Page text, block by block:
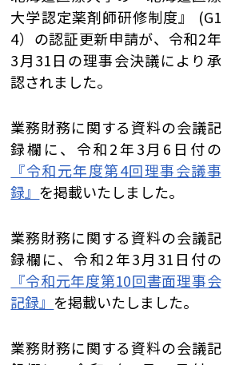
大学認定薬剤師研修制度』 (G1
4）の認証更新申請が、令和2年
3月31日の理事会決議により承
認されました。
業務財務に関する資料の会議記
録欄に、令和2年3月6日付の
『令和元年度第4回理事会議事
録』 を掲載いたしました。
業務財務に関する資料の会議記
録欄に、令和2年3月31日付の
『令和元年度第10回書面理事会
記録』 を掲載いたしました。
業務財務に関する資料の会議記